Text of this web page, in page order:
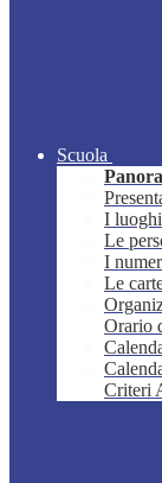
Scuola
I luoghi
Le
I
Le
Orario
Criteri